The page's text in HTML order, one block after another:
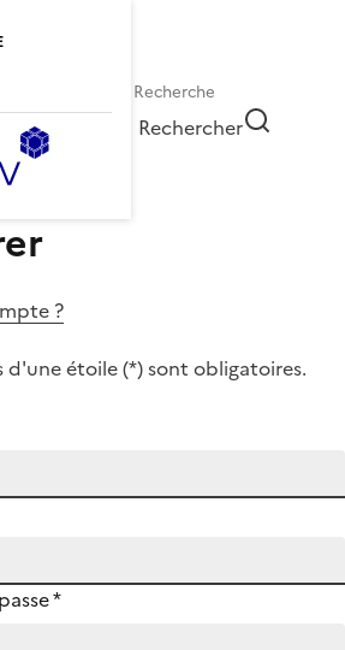
Rechercher
?
d'une étoile (*) sont obligatoires.
*